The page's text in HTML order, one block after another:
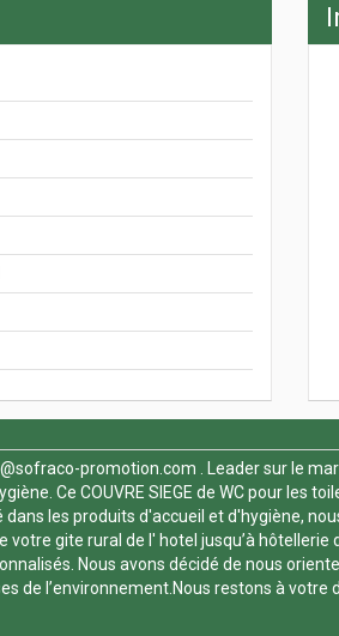
promotion.com . Leader sur le
Ce COUVRE SIEGE de WCpour les
les produits d'accueil et d'hygiène,
gite rural de l' hotel jusqu’à hôtellerie
Nous avons décidé de nous
de l’environnement.Nous restons à